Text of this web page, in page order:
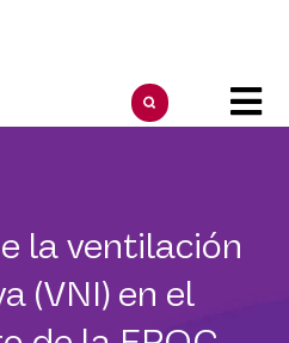
la ventilación
(VNI) en el